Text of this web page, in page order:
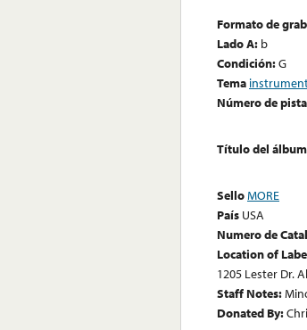
Formato de
Lado A: b
Condición:G
Tema
Número de pista
Título del álbum
SelloMORE
País USA
Numero de
Location of
1205 Lester Dr.
Staff Notes:
Donated By: